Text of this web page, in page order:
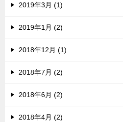
2019年3月 (1)
2019年1月 (2)
2018年12月 (1)
2018年7月 (2)
2018年6月 (2)
2018年4月 (2)